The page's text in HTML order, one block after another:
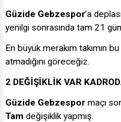
Güzide Gebzespor’a
yenilgi sonrasında tam 21
En büyük merakım takımın
atmadığını göreceğiz.
2 DEĞİŞİKLİK VAR
Güzide Gebzespor maçı
Tam değişiklik yapmış.